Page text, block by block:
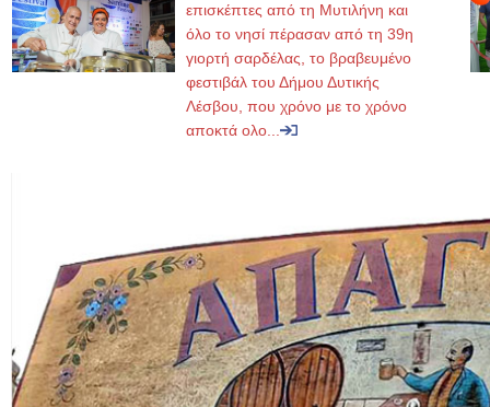
επισκέπτες από τη Μυτιλήνη και
όλο το νησί πέρασαν από τη 39η
γιορτή σαρδέλας, το βραβευμένο
φεστιβάλ του Δήμου Δυτικής
Λέσβου, που χρόνο με το χρόνο
αποκτά ολο...